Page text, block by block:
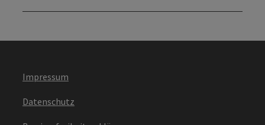
Impressum
Datenschutz